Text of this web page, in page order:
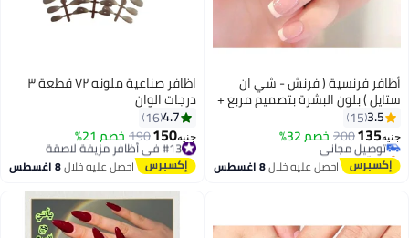
7
أظافر فرنسية ( فرنش - شي ان
ستايل ) بلون البشرة بتصميم مربع +
ورقة لاصقة مزدوجة الوجه.
3.5
15
جنيه135
200 خصم 32%
#6 في أظافر مزيفة لاصقة
أقل سعر في 30 يوم
توصيل مجاني
بتخلّص بسرعة
#6 في أظافر مزيفة لاصقة احصل عليه خلال8 اغسطس
4
اظافر صناعية ملونه ٧٢ قطعة ٣
درجات الوان
4.7
16
جنيه150
190 خصم 21% #13 في أظافر مزيفة لاصقة
توصيل مجاني
#13 في أظافر مزيفة لاصقة احصل عليه خلال8 اغسطس